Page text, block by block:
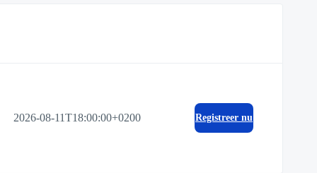
2026-08-11T18:00:00+0200 Registreer nu